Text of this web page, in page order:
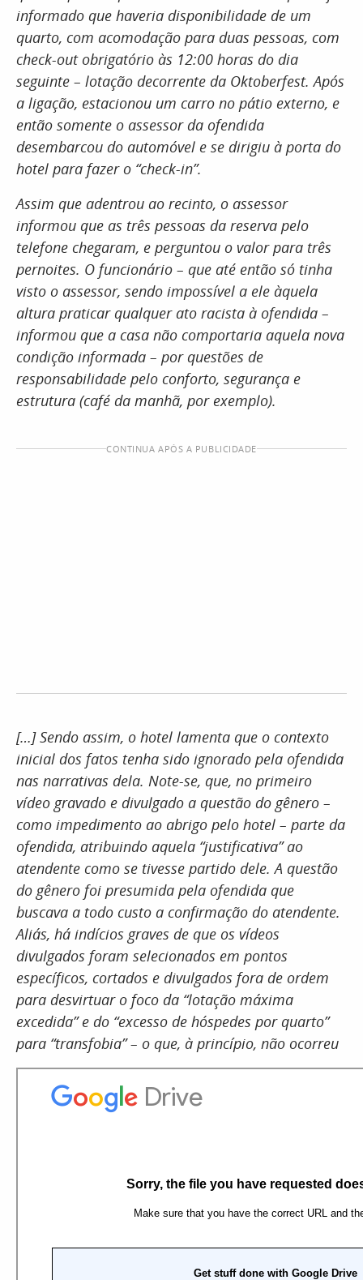
informado que haveria disponibilidade de um
quarto, com acomodação para duas pessoas, com
check-out obrigatório às 12:00 horas do dia
seguinte – lotação decorrente da Oktoberfest. Após
a ligação, estacionou um carro no pátio externo, e
então somente o assessor da ofendida
desembarcou do automóvel e se dirigiu à porta do
hotel para fazer o “check-in”.
Assim que adentrou ao recinto, o assessor
informou que as três pessoas da reserva pelo
telefone chegaram, e perguntou o valor para três
pernoites. O funcionário – que até então só tinha
visto o assessor, sendo impossível a ele àquela
altura praticar qualquer ato racista à ofendida –
informou que a casa não comportaria aquela nova
condição informada – por questões de
responsabilidade pelo conforto, segurança e
estrutura (café da manhã, por exemplo).
CONTINUA APÓS A PUBLICIDADE
[…] Sendo assim, o hotel lamenta que o contexto
inicial dos fatos tenha sido ignorado pela ofendida
nas narrativas dela. Note-se, que, no primeiro
vídeo gravado e divulgado a questão do gênero –
como impedimento ao abrigo pelo hotel – parte da
ofendida, atribuindo aquela “justificativa” ao
atendente como se tivesse partido dele. A questão
do gênero foi presumida pela ofendida que
buscava a todo custo a confirmação do atendente.
Aliás, há indícios graves de que os vídeos
divulgados foram selecionados em pontos
específicos, cortados e divulgados fora de ordem
para desvirtuar o foco da “lotação máxima
excedida” e do “excesso de hóspedes por quarto”
para “transfobia” – o que, à princípio, não ocorreu